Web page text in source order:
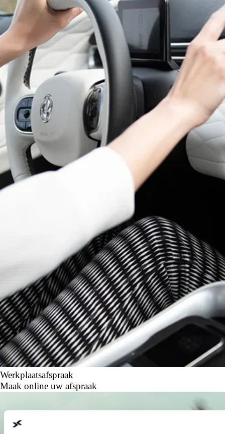
Werkplaatsafspraak
Maak online uw afspraak